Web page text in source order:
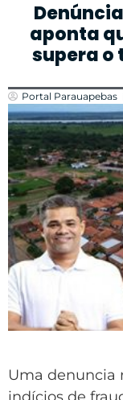
aponta
supera o
Portal Parauapebas
Uma denuncia